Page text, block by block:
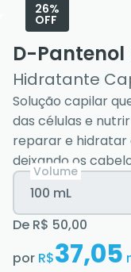
26%
OFF
D-Pantenol
Hidratante
Solução capilar
das células e
reparar e hidratar
deixando os
Volume
100 mL
De R$ 50,00
por R$37,05